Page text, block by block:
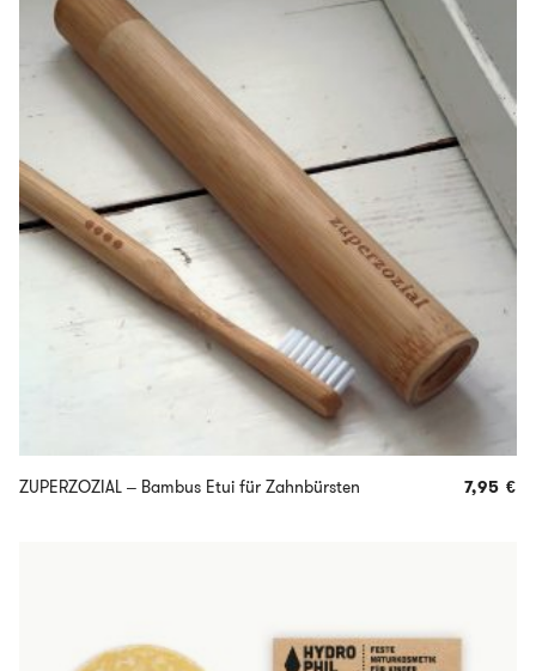
ZUPERZOZIAL – Bambus Etui für Zahnbürsten 7,95 €